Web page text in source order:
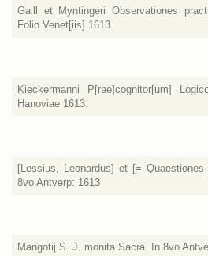
Gaill et Myntingeri Observationes
Folio Venet[iis] 1613.
Kieckermanni P[rae]cognitor[um]
Hanoviae 1613.
[Lessius, Leonardus] et [=
8vo Antverp: 1613
Mangotij S. J. monita Sacra. In 8vo